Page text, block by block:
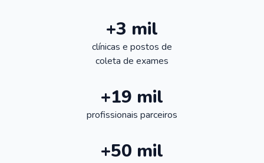
+3 mil
clínicas e postos de
coleta de exames
+19 mil
profissionais parceiros
+50 mil